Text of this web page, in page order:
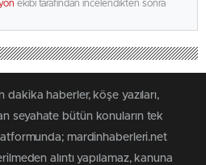
ekibi tarafından incelendikten sonra
dakika haberler, köşe yazıları,
seyahate bütün konuların tek
mardinhaberleri.net
alıntı yapılamaz, kanuna